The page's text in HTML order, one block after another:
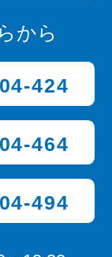
から
424
464
494